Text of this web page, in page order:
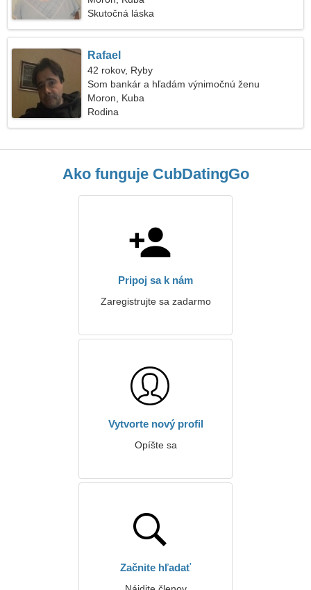
Skutočná láska
Rafael
42 rokov, Ryby
Som bankár a hľadám výnimočnú ženu
Moron, Kuba
Rodina
Ako funguje CubDatingGo
Pripoj sa k nám
Zaregistrujte sa zadarmo
Vytvorte nový profil
Opíšte sa
Začnite hľadať